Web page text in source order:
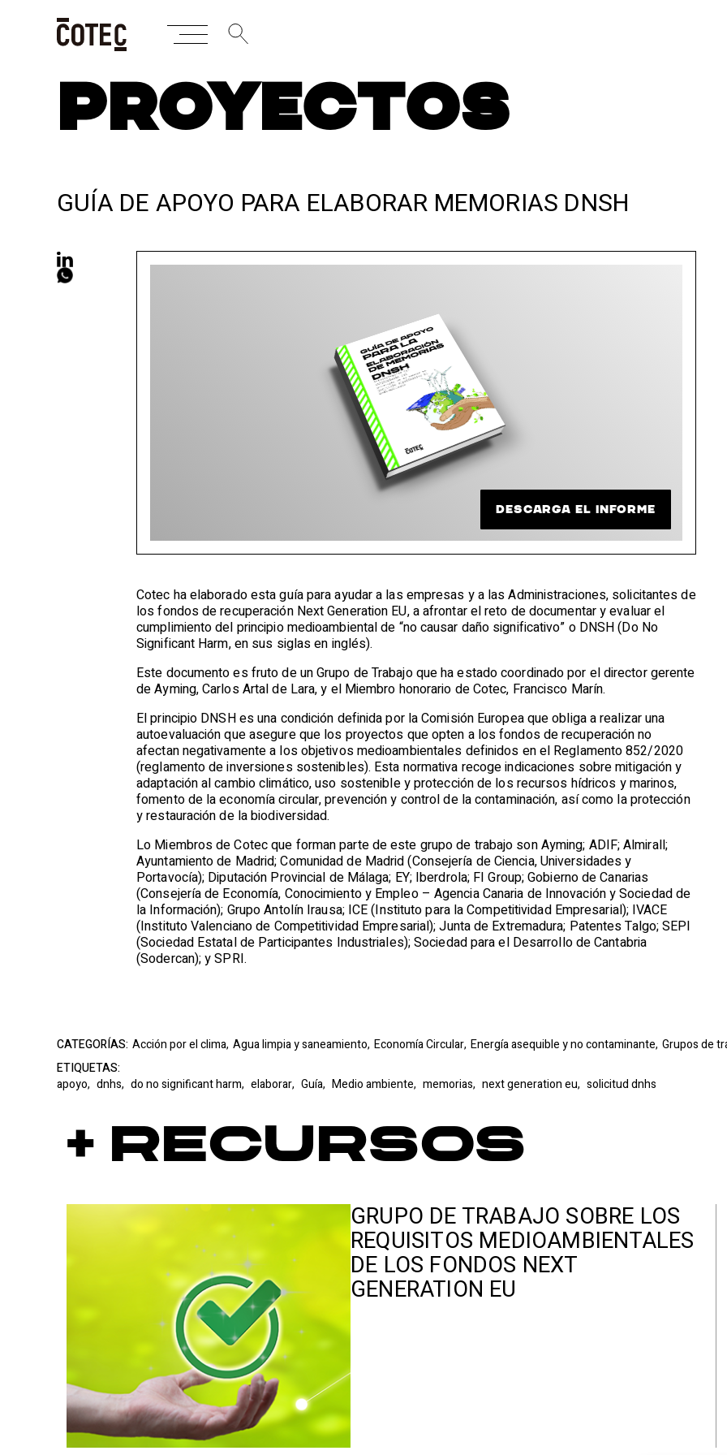
PROYECTOS
GUÍA DE APOYO PARA ELABORAR MEMORIAS DNSH
DESCARGA EL INFORME
Cotec ha elaborado esta guía para ayudar a las empresas y a las Administraciones, solicitantes de
los fondos de recuperación Next Generation EU, a afrontar el reto de documentar y evaluar el
cumplimiento del principio medioambiental de “no causar daño significativo” o DNSH (Do No
Significant Harm, en sus siglas en inglés).
Este documento es fruto de un Grupo de Trabajo que ha estado coordinado por el director gerente
de Ayming, Carlos Artal de Lara, y el Miembro honorario de Cotec, Francisco Marín.
El principio DNSH es una condición definida por la Comisión Europea que obliga a realizar una
autoevaluación que asegure que los proyectos que opten a los fondos de recuperación no
afectan negativamente a los objetivos medioambientales definidos en el Reglamento 852/2020
(reglamento de inversiones sostenibles). Esta normativa recoge indicaciones sobre mitigación y
adaptación al cambio climático, uso sostenible y protección de los recursos hídricos y marinos,
fomento de la economía circular, prevención y control de la contaminación, así como la protección
y restauración de la biodiversidad.
Lo Miembros de Cotec que forman parte de este grupo de trabajo son Ayming; ADIF; Almirall;
Ayuntamiento de Madrid; Comunidad de Madrid (Consejería de Ciencia, Universidades y
Portavocía); Diputación Provincial de Málaga; EY; Iberdrola; FI Group; Gobierno de Canarias
(Consejería de Economía, Conocimiento y Empleo – Agencia Canaria de Innovación y Sociedad de
la Información); Grupo Antolín Irausa; ICE (Instituto para la Competitividad Empresarial); IVACE
(Instituto Valenciano de Competitividad Empresarial); Junta de Extremadura; Patentes Talgo; SEPI
(Sociedad Estatal de Participantes Industriales); Sociedad para el Desarrollo de Cantabria
(Sodercan); y SPRI.
CATEGORÍAS: Acción por el clima, Agua limpia y saneamiento, Economía Circular, Energía asequible y no contaminante, Grupos de
ETIQUETAS:
apoyo, dnhs, do no significant harm, elaborar, Guía, Medio ambiente, memorias, next generation eu, solicitud dnhs
+ Recursos
GRUPO DE TRABAJO SOBRE LOS
REQUISITOS MEDIOAMBIENTALES
DE LOS FONDOS NEXT
GENERATION EU